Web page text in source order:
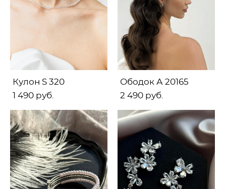
Кулон S 320
1 490 pуб.
Ободок А 20165
2 490 pуб.